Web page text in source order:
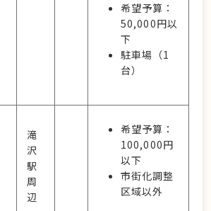
希望予算：
50,000円以
下
駐車場（1
台）
滝
沢
駅
周
辺
希望予算：
100,000円
以下
市街化調整
区域以外